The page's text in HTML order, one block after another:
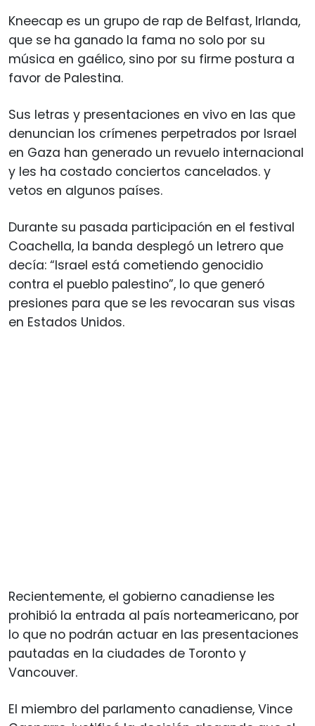
Kneecap es un grupo de rap de Belfast, Irlanda,
que se ha ganado la fama no solo por su
música en gaélico, sino por su firme postura a
favor de Palestina.
Sus letras y presentaciones en vivo en las que
denuncian los crímenes perpetrados por Israel
en Gaza han generado un revuelo internacional
y les ha costado conciertos cancelados. y
vetos en algunos países.
Durante su pasada participación en el festival
Coachella, la banda desplegó un letrero que
decía: “Israel está cometiendo genocidio
contra el pueblo palestino”, lo que generó
presiones para que se les revocaran sus visas
en Estados Unidos.
Recientemente, el gobierno canadiense les
prohibió la entrada al país norteamericano, por
lo que no podrán actuar en las presentaciones
pautadas en la ciudades de Toronto y
Vancouver.
El miembro del parlamento canadiense, Vince